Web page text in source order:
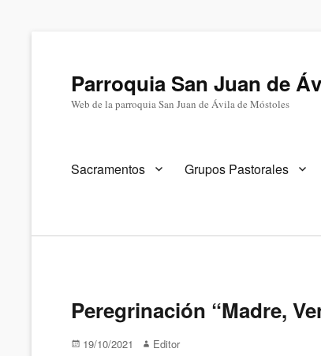
Parroquia San Juan de
Web de la parroquia San Juan de Ávila de Móstoles
Menú
Sacramentos Grupos Pastorales
Peregrinación “Madre,
Publicado
19/10/2021 AutorEditor